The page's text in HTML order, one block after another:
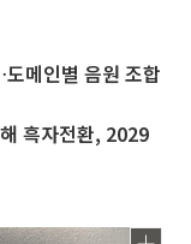
메인별 음원 조합
흑자전환, 2029